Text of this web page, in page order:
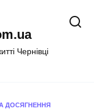
Чернівці
ДОСЯГНЕННЯ